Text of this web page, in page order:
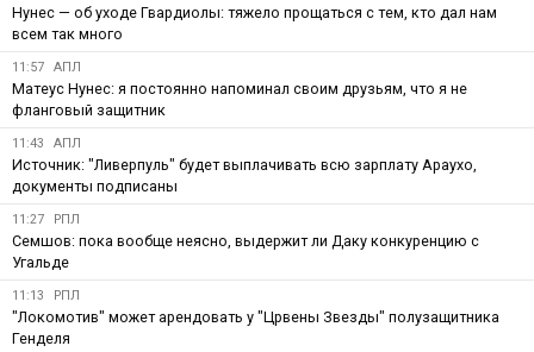
Нунес — об уходе Гвардиолы: тяжело прощаться с тем, кто дал нам
всем так много
11:57 АПЛ
Матеус Нунес: я постоянно напоминал своим друзьям, что я не
фланговый защитник
11:43 АПЛ
Источник: "Ливерпуль" будет выплачивать всю зарплату Араухо,
документы подписаны
11:27 РПЛ
Семшов: пока вообще неясно, выдержит ли Даку конкуренцию с
Угальде
11:13 РПЛ
"Локомотив" может арендовать у "Црвены Звезды" полузащитника
Генделя